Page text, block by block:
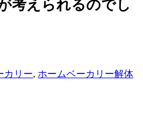
考えられるのでし
カリー, ホームベーカリー解体